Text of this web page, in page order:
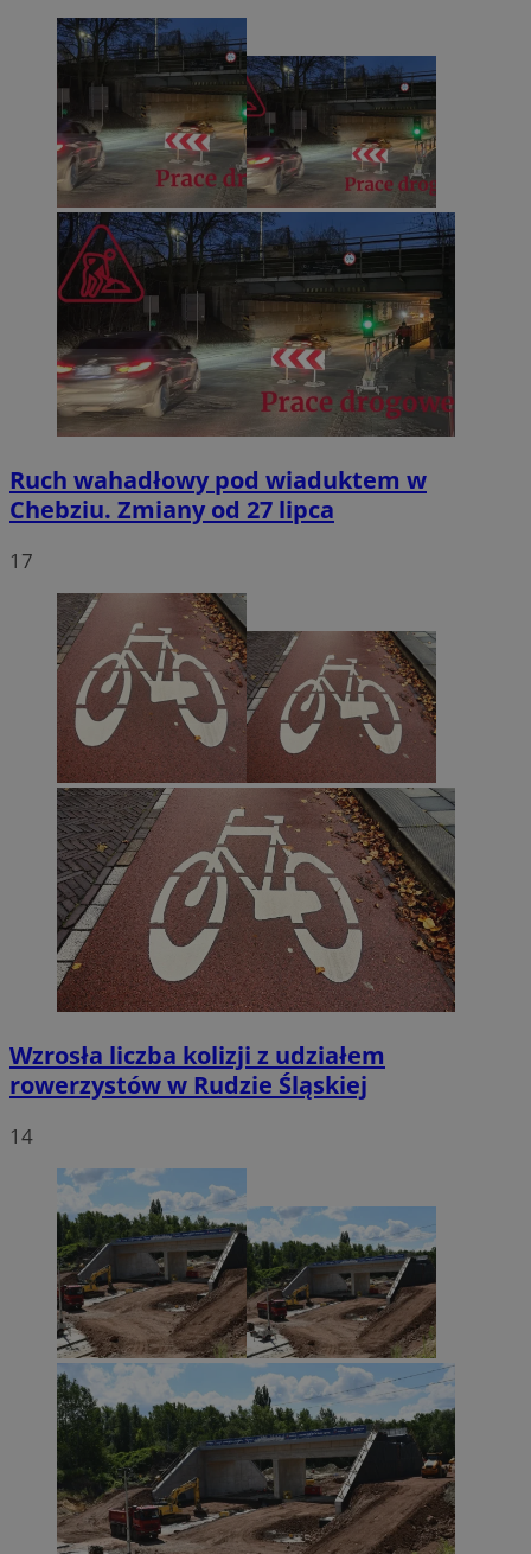
Ruch wahadłowy pod wiaduktem w
Chebziu. Zmiany od 27 lipca
17
Wzrosła liczba kolizji z udziałem
rowerzystów w Rudzie Śląskiej
14